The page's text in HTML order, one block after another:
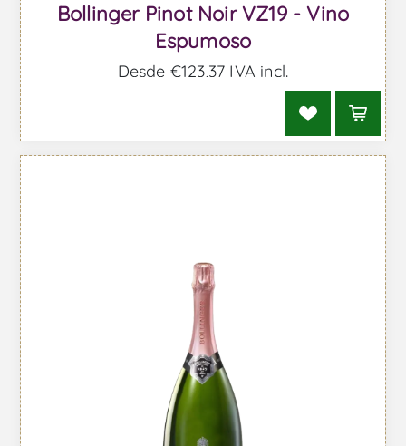
Bollinger Pinot Noir VZ19 - Vino
Espumoso
Desde €123,37 IVA incl.